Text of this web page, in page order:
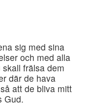
sig med sina
och med alla
frälsa dem
där de hava
att de bliva mitt
Gud.